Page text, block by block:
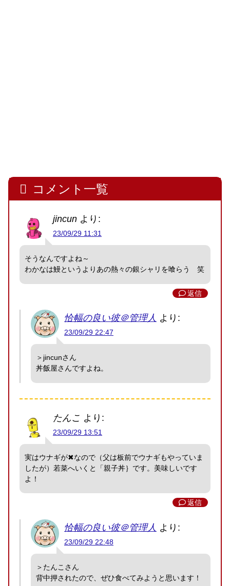
コメント一覧
jincun より:
23/09/29 11:31
そうなんですよね～
わかなは鰻というよりあの熱々の銀シャリを喰らう 笑
返信
恰幅の良い彼＠管理人 より:
23/09/29 22:47
＞jincunさん
丼飯屋さんですよね。
たんこ より:
23/09/29 13:51
実はウナギが✖なので（父は板前でウナギもやっていま
したが）若菜へいくと「親子丼｝です。美味しいです
よ！
返信
恰幅の良い彼＠管理人 より:
23/09/29 22:48
＞たんこさん
背中押されたので、ぜひ食べてみようと思います！